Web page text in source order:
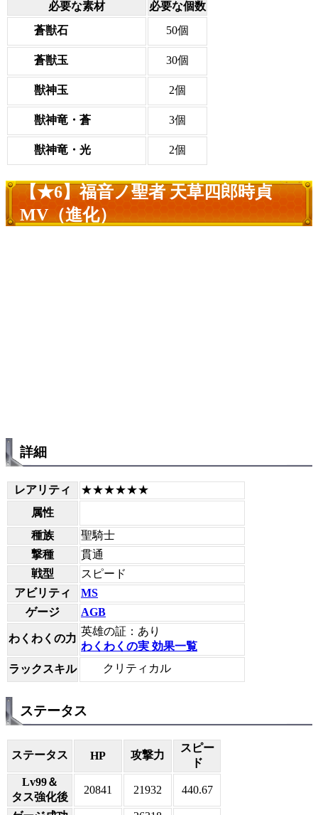
必要な素材
必要な個数
蒼獣石
50個
蒼獣玉 30個
獣神玉 2個
獣神竜・蒼 3個
獣神竜・光 2個
【★6】福音ノ聖者 天草四郎時貞
MV（進化）
詳細
レアリティ
★★★★★★
属性
種族
聖騎士
撃種
貫通
戦型
スピード
アビリティ
MS
ゲージ
AGB
わくわくの力
英雄の証：あり
わくわくの実 効果一覧
ラックスキル
クリティカル
ステータス
ステータス HP 攻撃力
スピー
ド
Lv99＆
タス強化後
20841 21932 440.67